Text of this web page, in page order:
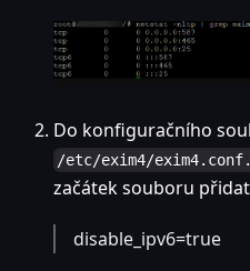
Do konfiguračního
/etc/exim4/
začátek souboru
disable_ipv6=true